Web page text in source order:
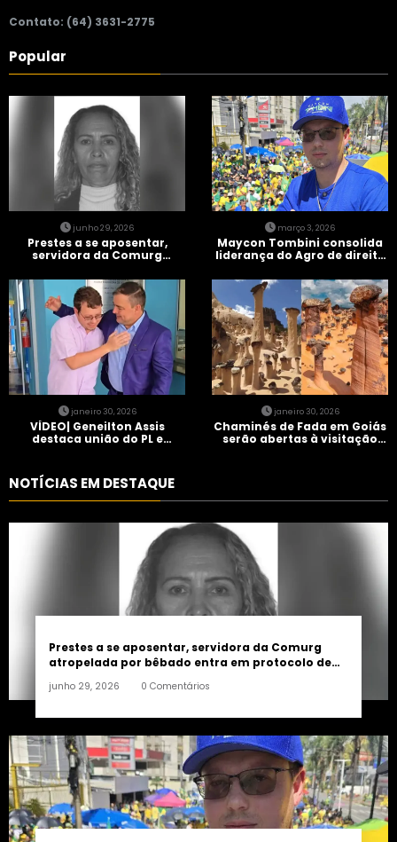
Contato: (64) 3631-2775
Popular
junho 29, 2026
Prestes a se aposentar,
servidora da Comurg
entra em protocolo de
morte encefálica
março 3, 2026
Maycon Tombini consolida
liderança do Agro de direita
Brasil” em Goiânia
janeiro 30, 2026
VÍDEO| Geneilton Assis
destaca união do PL e
janeiro 30, 2026
Chaminés de Fada em Goiás
serão abertas à visitação
NOTÍCIAS EM DESTAQUE
Prestes a se aposentar, servidora da Comurg
atropelada por bêbado entra em protocolo de
junho 29, 2026 0 Comentários